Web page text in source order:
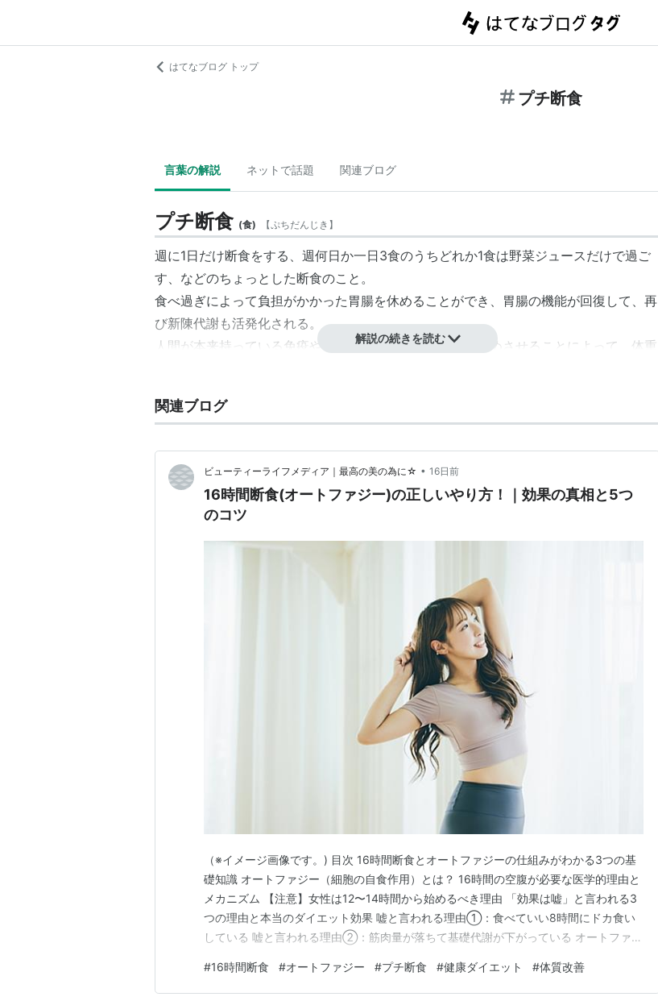
はてなブログ トップ
プチ断食
言葉の解説 ネットで話題 関連ブログ
プチ断食 (食) 【ぷちだんじき 】
週に1日だけ断食をする、週何日か一日3食のうちどれか1食は野菜ジュースだけで過ご
す、などのちょっとした断食のこと。
食べ過ぎによって負担がかかった胃腸を休めることができ、胃腸の機能が回復して、再
び新陳代謝も活発化される。
人間が本来持っている免疫や抗体、自然治癒力などを目覚めさせることによって、体重
注意点
準備する
断食中は水分を多めに摂取して脱水症状にならないように心がける
断食の翌日に大食いしてしまうとせっかく小さくなった胃が元に戻ってしまうため、
解説の続きを読む
関連ブログ
ビューティーライフメディア｜最高の美の為に☆ • 16日前
16時間断食(オートファジー)の正しいやり方！｜効果の真相と5つ
のコツ
（※イメージ画像です。) 目次 16時間断食とオートファジーの仕組みがわかる3つの基
礎知識 オートファジー（細胞の自食作用）とは？ 16時間の空腹が必要な医学的理由と
メカニズム 【注意】女性は12〜14時間から始めるべき理由 「効果は嘘」と言われる3
つの理由と本当のダイエット効果 嘘と言われる理由①：食べていい8時間にドカ食い
している 嘘と言われる理由②：筋肉量が落ちて基礎代謝が下がっている オートファジ
ステップ1：ライフスタイルに合わせて「断食時間」を決める ステップ2：食べていい8
時間は「高タンパク・低糖質…
#16時間断食 #オートファジー #プチ断食 #健康ダイエット #体質改善